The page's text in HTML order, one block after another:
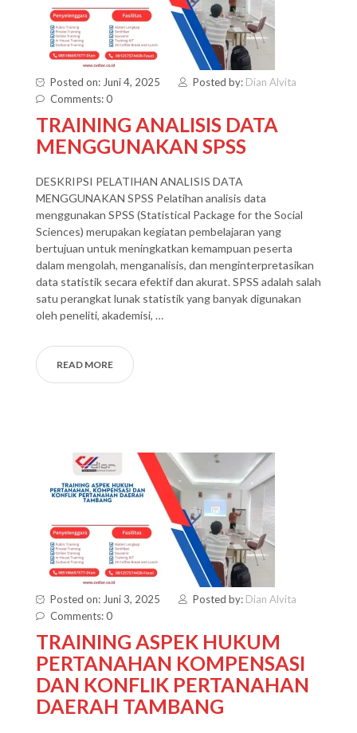
Posted on: Juni 4, 2025 Posted by: Dian Alvita
Comments: 0
TRAINING ANALISIS DATA
MENGGUNAKAN SPSS
DESKRIPSI PELATIHAN ANALISIS DATA
MENGGUNAKAN SPSS Pelatihan analisis data
menggunakan SPSS (Statistical Package for the Social
Sciences) merupakan kegiatan pembelajaran yang
bertujuan untuk meningkatkan kemampuan peserta
dalam mengolah, menganalisis, dan menginterpretasikan
data statistik secara efektif dan akurat. SPSS adalah salah
satu perangkat lunak statistik yang banyak digunakan
oleh peneliti, akademisi, …
READ MORE
Posted on: Juni 3, 2025 Posted by: Dian Alvita
Comments: 0
TRAINING ASPEK HUKUM
PERTANAHAN KOMPENSASI
DAN KONFLIK PERTANAHAN
DAERAH TAMBANG